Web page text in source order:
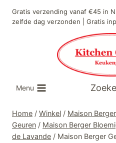
naar
Gratis verzending vanaf €45 in
zelfde dag verzonden | Gratis
Menu
Home / Winkel / Maison
Geuren / Maison Berger
de Lavande / Maison Berger